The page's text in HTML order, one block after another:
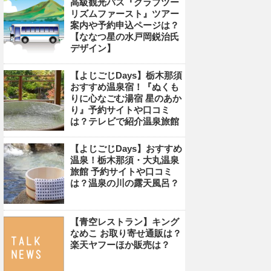
高級観光バス『クラブツー
リズムファースト』ツアー
案内や予約申込ページは？
【ななつ星の水戸岡鋭治氏
デザイン】
【よじごじDays】栃木那須
おすすめ温泉宿！『ぬくも
りに心なごむ湯宿 星のあか
り』予約サイトや口コミ
は？テレビで紹介温泉旅館
【よじごじDays】おすすめ
温泉！栃木那須・大丸温泉
旅館 予約サイトや口コミ
は？温泉の川の露天風呂？
【青空レストラン】キング
なめこ お取り寄せ通販は？
楽天ヤフーほか販売は？